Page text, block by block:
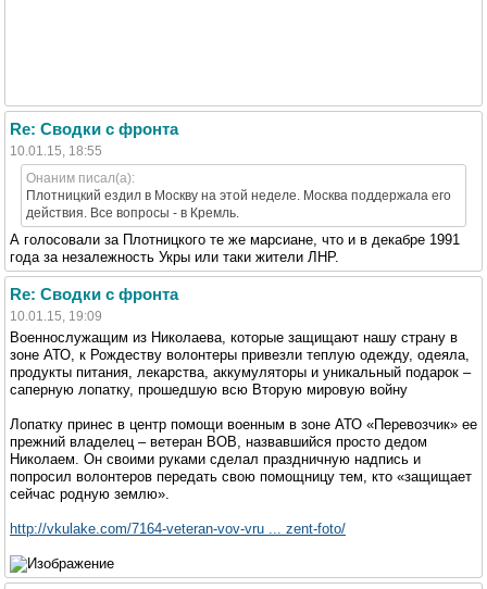
Re: Сводки с фронта
10.01.15, 18:55
Онаним писал(а):
Плотницкий ездил в Москву на этой неделе. Москва поддержала его
действия. Все вопросы - в Кремль.
А голосовали за Плотницкого те же марсиане, что и в декабре 1991
года за незалежность Укры или таки жители ЛНР.
Re: Сводки с фронта
10.01.15, 19:09
Военнослужащим из Николаева, которые защищают нашу страну в
зоне АТО, к Рождеству волонтеры привезли теплую одежду, одеяла,
продукты питания, лекарства, аккумуляторы и уникальный подарок –
саперную лопатку, прошедшую всю Вторую мировую войну
Лопатку принес в центр помощи военным в зоне АТО «Перевозчик» ее
прежний владелец – ветеран ВОВ, назвавшийся просто дедом
Николаем. Он своими руками сделал праздничную надпись и
попросил волонтеров передать свою помощницу тем, кто «защищает
сейчас родную землю».
http://vkulake.com/7164-veteran-vov-vru ... zent-foto/